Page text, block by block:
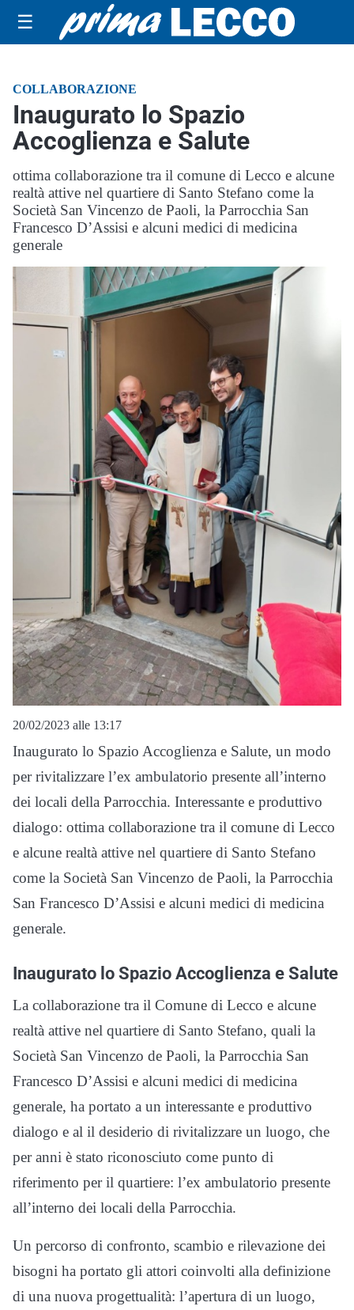
☰
COLLABORAZIONE
Inaugurato lo Spazio
Accoglienza e Salute
ottima collaborazione tra il comune di Lecco e alcune
realtà attive nel quartiere di Santo Stefano come la
Società San Vincenzo de Paoli, la Parrocchia San
Francesco D’Assisi e alcuni medici di medicina
generale
20/02/2023 alle 13:17
Inaugurato lo Spazio Accoglienza e Salute, un modo
per rivitalizzare l’ex ambulatorio presente all’interno
dei locali della Parrocchia. Interessante e produttivo
dialogo: ottima collaborazione tra il comune di Lecco
e alcune realtà attive nel quartiere di Santo Stefano
come la Società San Vincenzo de Paoli, la Parrocchia
San Francesco D’Assisi e alcuni medici di medicina
generale.
Inaugurato lo Spazio Accoglienza e Salute
La collaborazione tra il Comune di Lecco e alcune
realtà attive nel quartiere di Santo Stefano, quali la
Società San Vincenzo de Paoli, la Parrocchia San
Francesco D’Assisi e alcuni medici di medicina
generale, ha portato a un interessante e produttivo
dialogo e al il desiderio di rivitalizzare un luogo, che
per anni è stato riconosciuto come punto di
riferimento per il quartiere: l’ex ambulatorio presente
all’interno dei locali della Parrocchia.
Un percorso di confronto, scambio e rilevazione dei
bisogni ha portato gli attori coinvolti alla definizione
di una nuova progettualità: l’apertura di un luogo,